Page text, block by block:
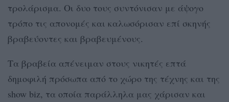
τρολάρισμα. Οι δυο τους συντόνισαν με άψογο
τρόπο τις απονομές και καλωσόρισαν επί σκηνής
βραβεύοντες και βραβευμένους.
Τα βραβεία απένειμαν στους νικητές επτά
δημοφιλή πρόσωπα από το χώρο της τέχνης και της
show biz, τα οποία παράλληλα μας χάρισαν και